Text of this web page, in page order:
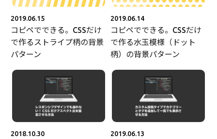
2019.06.15
コピペでできる。CSSだけ
で作るストライプ柄の背景
パターン
2019.06.14
コピペでできる。CSSだけ
で作る水玉模様（ドット
柄）の背景パターン
2018.10.30 2019.06.13